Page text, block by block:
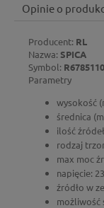
Opinie o
Producent: RL
Nazwa: SPICA
Symbol:
Parametry
wysokość
średnica
ilość
rodzaj
max moc
napięcie:
źródło w
możliwość